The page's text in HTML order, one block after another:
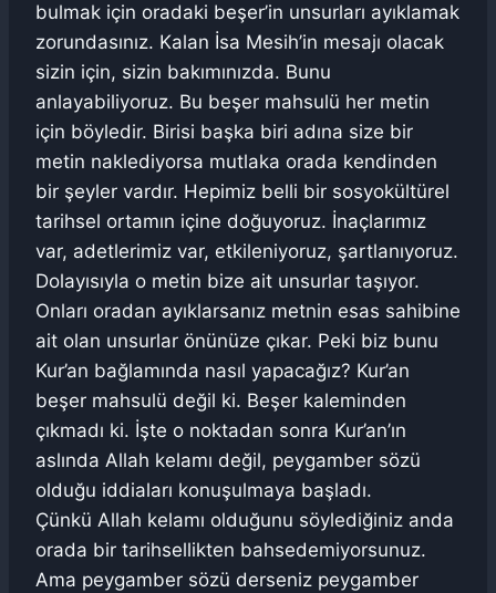
bulmak için oradaki beşer’in unsurları ayıklamak
zorundasınız. Kalan İsa Mesih’in mesajı olacak
sizin için, sizin bakımınızda. Bunu
anlayabiliyoruz. Bu beşer mahsulü her metin
için böyledir. Birisi başka biri adına size bir
metin naklediyorsa mutlaka orada kendinden
bir şeyler vardır. Hepimiz belli bir sosyokültürel
tarihsel ortamın içine doğuyoruz. İnaçlarımız
var, adetlerimiz var, etkileniyoruz, şartlanıyoruz.
Dolayısıyla o metin bize ait unsurlar taşıyor.
Onları oradan ayıklarsanız metnin esas sahibine
ait olan unsurlar önünüze çıkar. Peki biz bunu
Kur’an bağlamında nasıl yapacağız? Kur’an
beşer mahsulü değil ki. Beşer kaleminden
çıkmadı ki. İşte o noktadan sonra Kur’an’ın
aslında Allah kelamı değil, peygamber sözü
olduğu iddiaları konuşulmaya başladı.
Çünkü Allah kelamı olduğunu söylediğiniz anda
orada bir tarihsellikten bahsedemiyorsunuz.
Ama peygamber sözü derseniz peygamber